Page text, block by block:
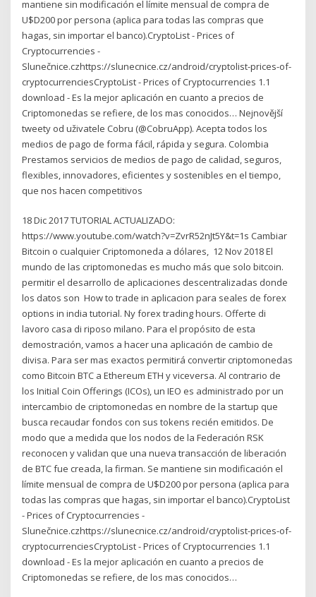
mantiene sin modificación el límite mensual de compra de
U$D200 por persona (aplica para todas las compras que
hagas, sin importar el banco).CryptoList - Prices of
Cryptocurrencies -
Slunečnice.czhttps://slunecnice.cz/android/cryptolist-prices-of-
cryptocurrenciesCryptoList - Prices of Cryptocurrencies 1.1
download - Es la mejor aplicación en cuanto a precios de
Criptomonedas se refiere, de los mas conocidos… Nejnovější
tweety od uživatele Cobru (@CobruApp). Acepta todos los
medios de pago de forma fácil, rápida y segura. Colombia
Prestamos servicios de medios de pago de calidad, seguros,
flexibles, innovadores, eficientes y sostenibles en el tiempo,
que nos hacen competitivos
18 Dic 2017 TUTORIAL ACTUALIZADO:
https://www.youtube.com/watch?v=ZvrR52nJt5Y&t=1s Cambiar
Bitcoin o cualquier Criptomoneda a dólares, 12 Nov 2018 El
mundo de las criptomonedas es mucho más que solo bitcoin.
permitir el desarrollo de aplicaciones descentralizadas donde
los datos son How to trade in aplicacion para seales de forex
options in india tutorial. Ny forex trading hours. Offerte di
lavoro casa di riposo milano. Para el propósito de esta
demostración, vamos a hacer una aplicación de cambio de
divisa. Para ser mas exactos permitirá convertir criptomonedas
como Bitcoin BTC a Ethereum ETH y viceversa. Al contrario de
los Initial Coin Offerings (ICOs), un IEO es administrado por un
intercambio de criptomonedas en nombre de la startup que
busca recaudar fondos con sus tokens recién emitidos. De
modo que a medida que los nodos de la Federación RSK
reconocen y validan que una nueva transacción de liberación
de BTC fue creada, la firman. Se mantiene sin modificación el
límite mensual de compra de U$D200 por persona (aplica para
todas las compras que hagas, sin importar el banco).CryptoList
- Prices of Cryptocurrencies -
Slunečnice.czhttps://slunecnice.cz/android/cryptolist-prices-of-
cryptocurrenciesCryptoList - Prices of Cryptocurrencies 1.1
download - Es la mejor aplicación en cuanto a precios de
Criptomonedas se refiere, de los mas conocidos…